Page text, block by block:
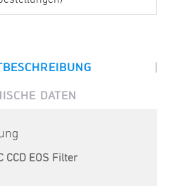
|
DATEN
CCD EOS Filter